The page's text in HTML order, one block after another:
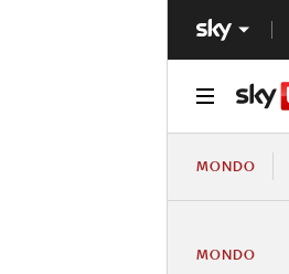
MONDO
MONDO